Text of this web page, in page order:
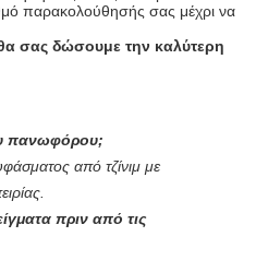
παρακολούθησής σας μέχρι να
σας δώσουμε την καλύτερη
πανωφόρου;
από τζίνιμ με
πριν από τις